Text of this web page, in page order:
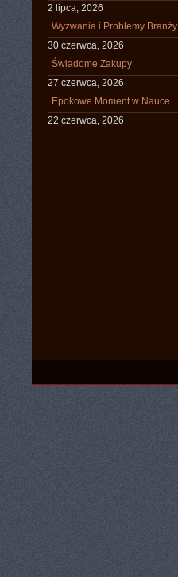
2 lipca, 2026
Wyzwania i Problemy Branży
30 czerwca, 2026
Świadome Zakupy
27 czerwca, 2026
Epokowe Moment w Nauce
22 czerwca, 2026